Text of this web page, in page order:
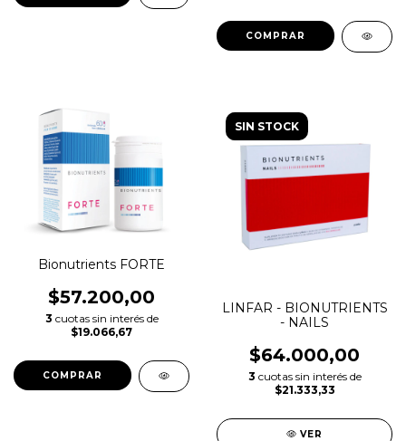
COMPRAR
Bionutrients FORTE
$57.200,00
3 cuotas sin interés de
$19.066,67
COMPRAR
SIN STOCK
LINFAR - BIONUTRIENTS
- NAILS
$64.000,00
3 cuotas sin interés de
$21.333,33
VER